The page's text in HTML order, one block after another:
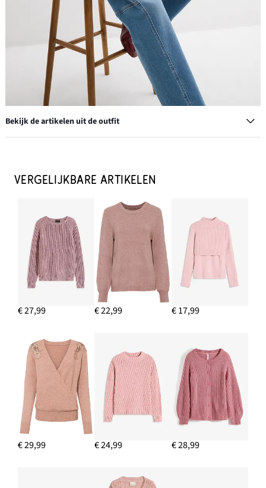
Bekijk de artikelen uit de outfit
€ 17,99
IN WINKELMANDJE
€ 16,99
IN WINKELMANDJE
VERGELIJKBARE ARTIKELEN
€ 27,99 € 22,99 € 17,99
€ 29,99 € 24,99 € 28,99